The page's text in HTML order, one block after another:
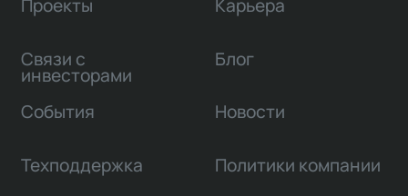
Проекты
Связи с
инвесторами
Карьера
Блог
События Новости
Техподдержка Политики компании